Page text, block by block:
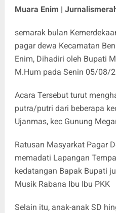
Muara Enim |
semarak bulan
pagar dewa Kecamatan
Enim, Dihadiri oleh Bupati
M.Hum pada Senin 05/08/
Acara Tersebut turut
putra/putri dari beberapa
Ujanmas, kec Gunung
Ratusan Masyarkat Pagar
memadati Lapangan
kedatangan Bapak Bupati
Musik Rabana Ibu Ibu PKK
Selain itu, anak-anak SD